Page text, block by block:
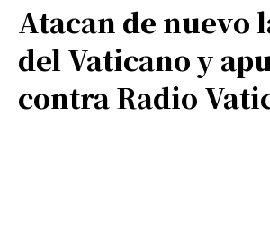
Atacan de nuevo
del Vaticano y
contra Radio